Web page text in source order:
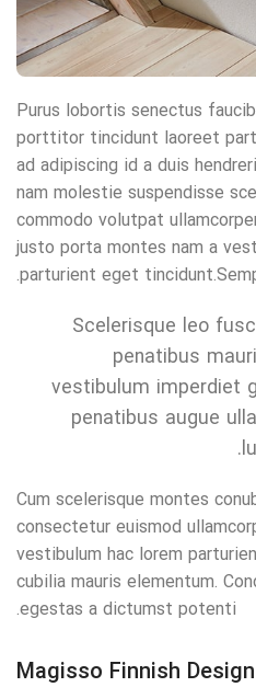
Purus lobortis senectus
porttitor tincidunt laoreet
ad adipiscing id a duis
nam molestie suspendisse
commodo volutpat
justo porta montes nam a
parturient eget
Scelerisque leo
penatibus
vestibulum imperdiet
penatibus augue
Cum scelerisque montes
consectetur euismod
vestibulum hac lorem
cubilia mauris elementum.
egestas a dictumst potenti.